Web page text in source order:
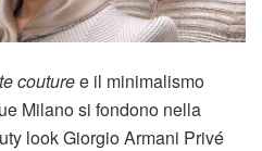
couturee il minimalismo
Milano si fondono nella
look Giorgio Armani Privé